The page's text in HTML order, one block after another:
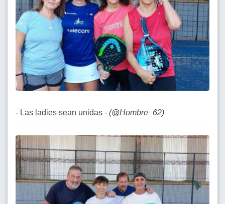
- Las ladies sean unidas - (@Hombre_62)